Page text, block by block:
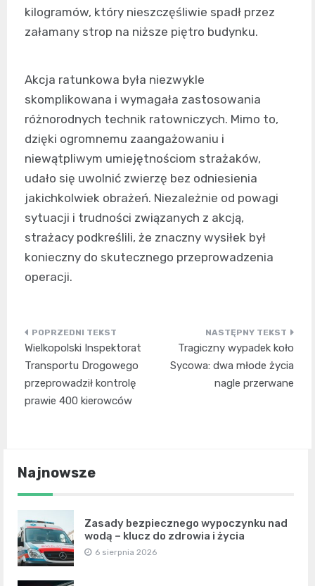
kilogramów, który nieszczęśliwie spadł przez
załamany strop na niższe piętro budynku.
Akcja ratunkowa była niezwykle
skomplikowana i wymagała zastosowania
różnorodnych technik ratowniczych. Mimo to,
dzięki ogromnemu zaangażowaniu i
niewątpliwym umiejętnościom strażaków,
udało się uwolnić zwierzę bez odniesienia
jakichkolwiek obrażeń. Niezależnie od powagi
sytuacji i trudności związanych z akcją,
strażacy podkreślili, że znaczny wysiłek był
konieczny do skutecznego przeprowadzenia
operacji.
Nawigacja
wpisu
Wielkopolski Inspektorat
Transportu Drogowego
przeprowadził kontrolę
prawie 400 kierowców
Tragiczny wypadek koło
Sycowa: dwa młode życia
nagle przerwane
Najnowsze
Zasady bezpiecznego wypoczynku nad
wodą – klucz do zdrowia i życia
6 sierpnia 2026